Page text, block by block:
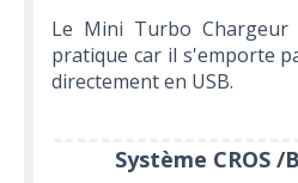
Le Mini Turbo
pratique car il s'emporte
directement en USB.
Système CROS /